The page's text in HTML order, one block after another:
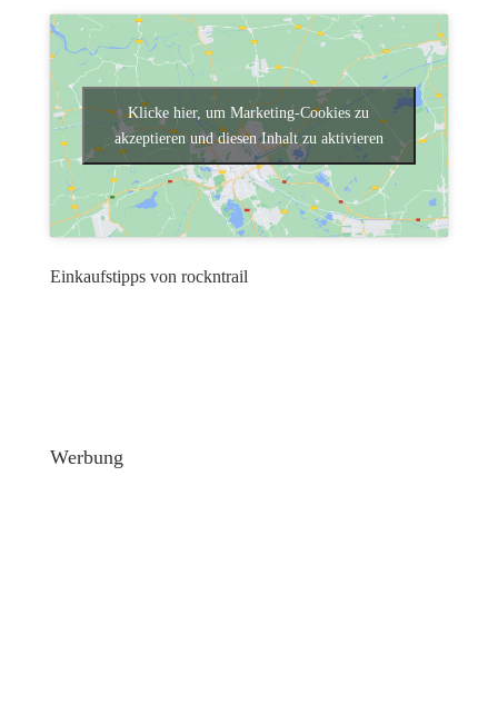
Klicke hier, um Marketing-Cookies zu
akzeptieren und diesen Inhalt zu aktivieren
Einkaufstipps von rockntrail
Werbung